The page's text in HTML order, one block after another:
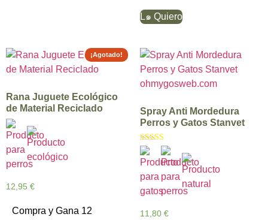
L๑ Quiero
Rana Juguete Ecológico
de Material Reciclado
12,95 €
Compra y Gana 12
¡Agotado!
Spray Anti Mordedura
Perros y Gatos Stanvet
Valorado con
5.00
de 5
11,80 €